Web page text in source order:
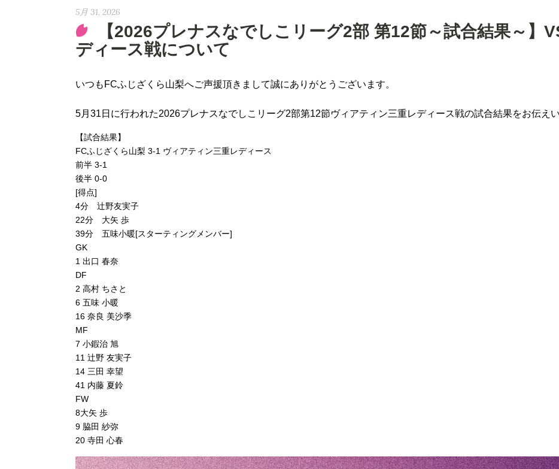
5月 31, 2026
【2026プレナスなでしこリーグ2部 第12節～試合結果～】
ディース戦について
いつもFCふじざくら山梨へご声援頂きまして誠にありがとうございます。
5月31日に行われた2026プレナスなでしこリーグ2部第12節ヴィアティン三重レディース戦の試合結果をお伝えい
【試合結果】
FCふじざくら山梨 3-1 ヴィアティン三重レディース
前半 3-1
後半 0-0
[得点]
4分 辻野友実子
22分 大矢 歩
39分 五味小暖[スターティングメンバー]
GK
1 出口 春奈
DF
2 高村 ちさと
6 五味 小暖
16 奈良 美沙季
MF
7 小鍜治 旭
11 辻野 友実子
14 三田 幸望
41 内藤 夏鈴
FW
8大矢 歩
9 脇田 紗弥
20 寺田 心春